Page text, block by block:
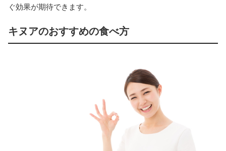
ぐ効果が期待できます。
キヌアのおすすめの食べ方